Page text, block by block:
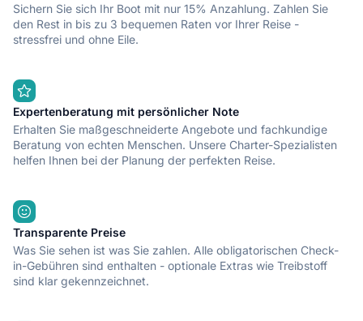
Sichern Sie sich Ihr Boot mit nur 15% Anzahlung. Zahlen Sie
den Rest in bis zu 3 bequemen Raten vor Ihrer Reise -
stressfrei und ohne Eile.
Expertenberatung mit persönlicher Note
Erhalten Sie maßgeschneiderte Angebote und fachkundige
Beratung von echten Menschen. Unsere Charter-Spezialisten
helfen Ihnen bei der Planung der perfekten Reise.
Transparente Preise
Was Sie sehen ist was Sie zahlen. Alle obligatorischen Check-
in-Gebühren sind enthalten - optionale Extras wie Treibstoff
sind klar gekennzeichnet.